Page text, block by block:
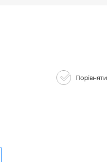
Порівняти